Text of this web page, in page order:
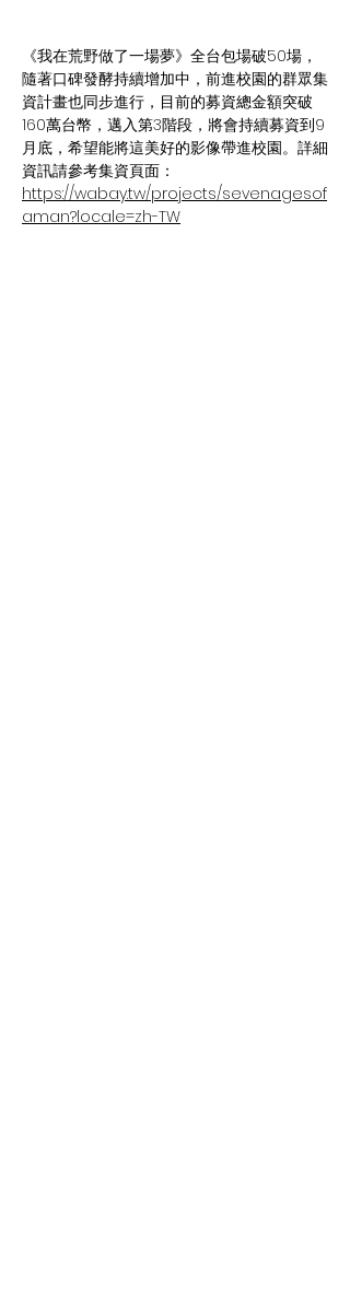
《我在荒野做了一場夢》全台包場破50場，
隨著口碑發酵持續增加中，前進校園的群眾集
資計畫也同步進行，目前的募資總金額突破
160萬台幣，邁入第3階段，將會持續募資到9
月底，希望能將這美好的影像帶進校園。詳細
資訊請參考集資頁面：
https://wabay.tw/projects/sevenagesof
aman?locale=zh-TW